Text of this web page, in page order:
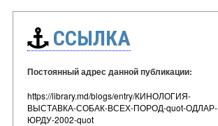
ССЫЛКА
Постоянный адрес данной публикации:
https://library.md/blogs/entry/КИНОЛОГИЯ-
ВЫСТАВКА-СОБАК-ВСЕХ-ПОРОД-quot-ОДЛАР-
ЮРДУ-2002-quot